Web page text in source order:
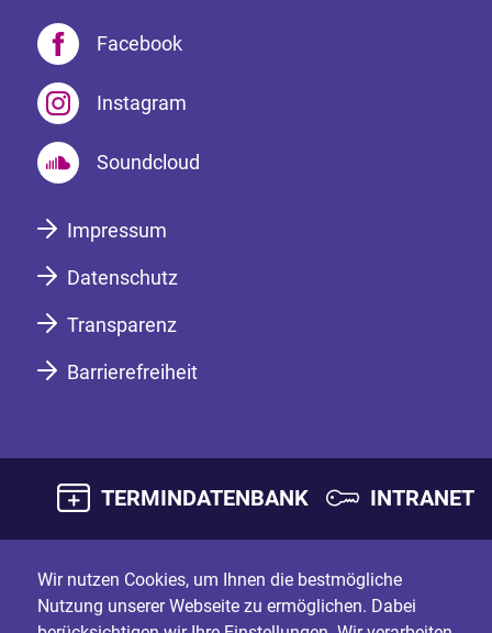
Facebook
Instagram
Soundcloud
Impressum
Datenschutz
Transparenz
Barrierefreiheit
TERMINDATENBANK INTRANET
Wir nutzen Cookies, um Ihnen die bestmögliche
Nutzung unserer Webseite zu ermöglichen. Dabei